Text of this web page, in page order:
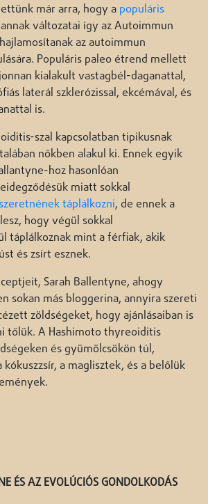
már arra, hogy a populáris
változatai így az Autoimmun
az autoimmun
Populáris paleo étrend mellett
kialakult vastagbél-daganattal,
laterál szklerózissal, ekcémával, és
is.
szal kapcsolatban tipikusnak
nőkben alakul ki. Ennek egyik
hoz hasonlóan
miatt sokkal
táplálkozni, de ennek a
hogy végül sokkal
táplálkoznak mint a férfiak, akik
és zsírt esznek.
Sarah Ballentyne, ahogy
sokan más bloggerina, annyira szereti
zöldségeket, hogy ajánlásaiban is
tőlük. A Hashimoto thyreoiditis
és gyümölcsökön túl,
a maglisztek, és a belőlük
ÉS AZ EVOLÚCIÓS GONDOLKODÁS